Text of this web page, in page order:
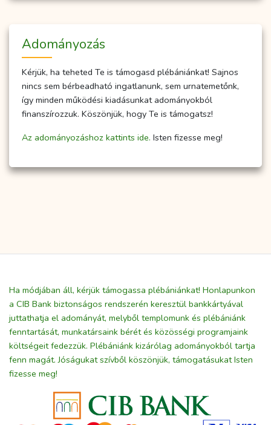
Adományozás
Kérjük, ha teheted Te is támogasd plébániánkat! Sajnos
nincs sem bérbeadható ingatlanunk, sem urnatemetőnk,
így minden működési kiadásunkat adományokból
finanszírozzuk. Köszönjük, hogy Te is támogatsz!
Az adományozáshoz kattints ide. Isten fizesse meg!
Ha módjában áll, kérjük támogassa plébániánkat! Honlapunkon
a CIB Bank biztonságos rendszerén keresztül bankkártyával
juttathatja el adományát, melyből templomunk és plébániánk
fenntartását, munkatársaink bérét és közösségi programjaink
költségeit fedezzük. Plébániánk kizárólag adományokból tartja
fenn magát. Jóságukat szívből köszönjük, támogatásukat Isten
fizesse meg!